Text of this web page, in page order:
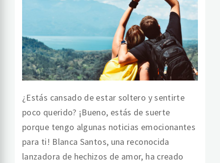
¿Estás cansado de estar soltero y sentirte
poco querido? ¡Bueno, estás de suerte
porque tengo algunas noticias emocionantes
para ti! Blanca Santos, una reconocida
lanzadora de hechizos de amor, ha creado